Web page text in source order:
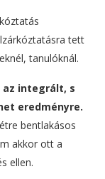
tett
tanulóknál.
integrált, s
eredményre.
bentlakásos
akkor ott a
ellen.